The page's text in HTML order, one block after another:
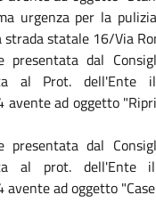
urgenza per la
strada statale 16/Via
presentata dal
al Prot. dell'Ente
avente ad oggetto
presentata dal
al prot. dell'Ente
avente ad oggetto